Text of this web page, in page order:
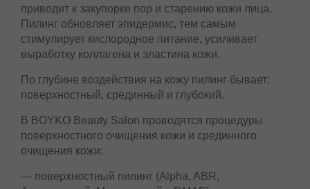
старению кожи лица. Пилинг обновляет
эпидермис, тем самым стимулирует кислородное
питание, усиливает выработку коллагена и
эластина кожи.
По глубине воздействия на кожу пилинг бывает:
поверхностный, срединный и глубокий.
В BOYKO Beauty Salon проводятся процедуры
поверхностного очищения кожи и срединного
очищения кожи:
— поверхностный пилинг (Alpha, ABR,